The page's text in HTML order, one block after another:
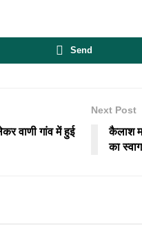
Send
वाणी गांव में हुई
Next Post
कैलाश
का